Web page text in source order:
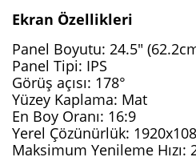
Ekran Özellikleri
Panel Boyutu: 24.5"
Panel Tipi: IPS
Görüş açısı: 178°
Yüzey Kaplama: Mat
En Boy Oranı: 16:9
Yerel Çözünürlük:
Maksimum Yenileme Hızı: